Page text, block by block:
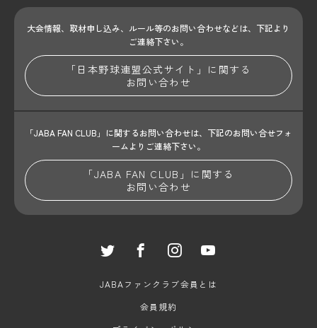
大会情報、取材申し込み、ルール等のお問い合わせなどは、下記より
ご連絡下さい。
「日本野球連盟公式サイト」に関する
お問い合わせ
「JABA FAN CLUB」に関するお問い合わせは、 下記のお問い合せフォ
ームよりご連絡下さい。
「JABA FAN CLUB」に関する
お問い合わせ
JABAファンクラブ会員とは
会員規約